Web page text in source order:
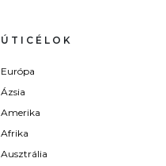
ÚTICÉLOK
Európa
Ázsia
Amerika
Afrika
Ausztrália